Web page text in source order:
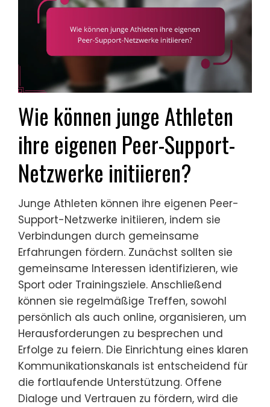
Wie können junge Athleten
ihre eigenen Peer-Support-
Netzwerke initiieren?
Junge Athleten können ihre eigenen Peer-
Support-Netzwerke initiieren, indem sie
Verbindungen durch gemeinsame
Erfahrungen fördern. Zunächst sollten sie
gemeinsame Interessen identifizieren, wie
Sport oder Trainingsziele. Anschließend
können sie regelmäßige Treffen, sowohl
persönlich als auch online, organisieren, um
Herausforderungen zu besprechen und
Erfolge zu feiern. Die Einrichtung eines klaren
Kommunikationskanals ist entscheidend für
die fortlaufende Unterstützung. Offene
Dialoge und Vertrauen zu fördern, wird die